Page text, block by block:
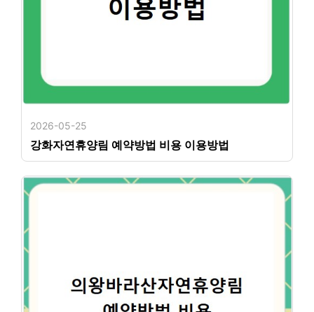
2026-05-25
강화자연휴양림 예약방법 비용 이용방법